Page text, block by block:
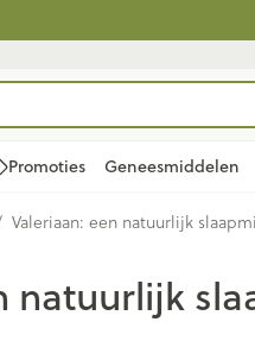
Toon submenu voor
Haar en Hoofd
Afslanken
Zwangerschap
Geheugen
Lenzen en
Insecten
Maag darm
Promoties Geneesmiddelen
Valeriaan: een natuurlijk
natuurlijk